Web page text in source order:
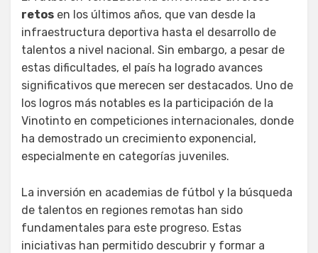
retos en los últimos años, que van desde la
infraestructura deportiva hasta el desarrollo de
talentos a nivel nacional. Sin embargo, a pesar de
estas dificultades, el país ha logrado avances
significativos que merecen ser destacados. Uno de
los logros más notables es la participación de la
Vinotinto en competiciones internacionales, donde
ha demostrado un crecimiento exponencial,
especialmente en categorías juveniles.
La inversión en academias de fútbol y la búsqueda
de talentos en regiones remotas han sido
fundamentales para este progreso. Estas
iniciativas han permitido descubrir y formar a